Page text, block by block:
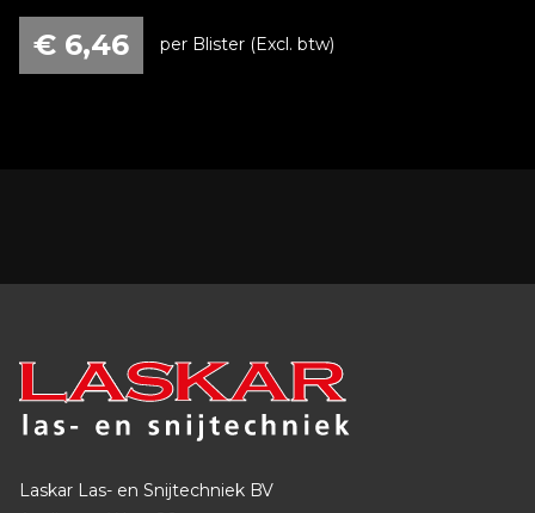
€ 6,46 per Blister (Excl. btw)
Laskar Las- en Snijtechniek BV